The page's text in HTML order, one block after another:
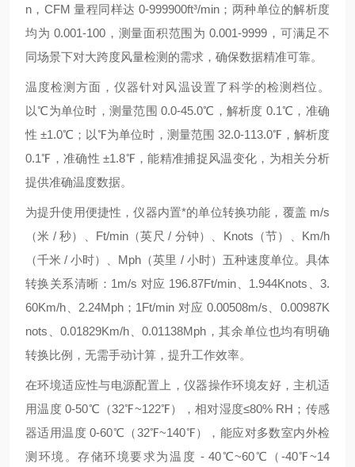
n，CFM 量程同样达 0-999900ft³/min；两种单位的解析度
均为 0.001-100，测量面积范围为 0.001-9999，可满足不
同场景下对大跨度风量检测的需求，确保数据精准可靠。
温度检测方面，仪器针对风温设置了科学的检测档位。
以℃为单位时，测量范围 0.0-45.0℃，解析度 0.1℃，准确
性 ±1.0℃；以℉为单位时，测量范围 32.0-113.0℉，解析度
0.1℉，准确性 ±1.8℉，能精准捕捉风温变化，为相关分析
提供准确温度数据。
为提升使用便捷性，仪器内置*的单位转换功能，覆盖 m/s
（米 / 秒）、Ft/min（英尺 / 分钟）、Knots（节）、Km/h
（千米 / 小时）、Mph（英里 / 小时）五种速度单位。具体
转换关系清晰：1m/s 对应 196.87Ft/min、1.944Knots、3.
60Km/h、2.24Mph；1Ft/min 对应 0.00508m/s、0.00987K
nots、0.01829Km/h、0.01138Mph，其余单位也均有明确
转换比例，无需手动计算，提升工作效率。
在环境适应性与电源配置上，仪器操作环境友好，主机适
用温度 0-50℃（32℉~122℉），相对湿度≤80% RH；传感
器适用温度 0-60℃（32℉~140℉），能应对多数室内外检
测环境。存储环境要求为温度 - 40℃~60℃（-40℉~14